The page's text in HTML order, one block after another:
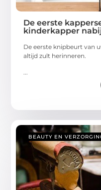
De eerste
kinderkapper
De eerste knipbeurt van
altijd zult herinneren.
BEAUTY EN